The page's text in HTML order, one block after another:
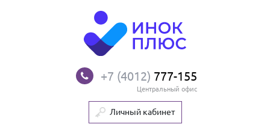
+7 (4012) 777-155
Центральный офис
Личный кабинет